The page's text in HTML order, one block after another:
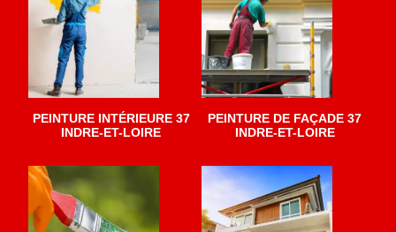
PEINTURE INTÉRIEURE 37
INDRE-ET-LOIRE
PEINTURE DE FAÇADE 37
INDRE-ET-LOIRE